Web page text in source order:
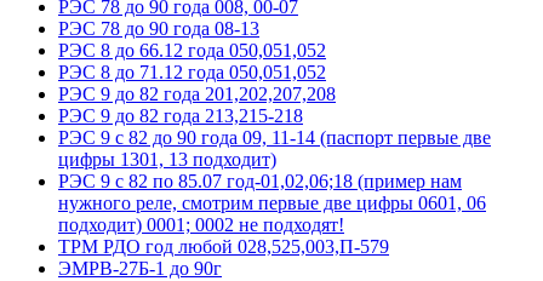
РЭС 78 до 90 года 008, 00-07
РЭС 78 до 90 года 08-13
РЭС 8 до 66.12 года 050,051,052
РЭС 8 до 71.12 года 050,051,052
РЭС 9 до 82 года 201,202,207,208
РЭС 9 до 82 года 213,215-218
РЭС 9 с 82 до 90 года 09, 11-14 (паспорт первые две
цифры 1301, 13 подходит)
РЭС 9 с 82 по 85.07 год-01,02,06;18 (пример нам
нужного реле, смотрим первые две цифры 0601, 06
подходит) 0001; 0002 не подходят!
ТРМ РДО год любой 028,525,003,П-579
ЭМРВ-27Б-1 до 90г